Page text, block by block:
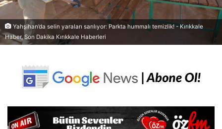
Yahşihan’da selin yaraları sarılıyor: Parkta hummalı temizlik! - Kırıkkale
Haber, Son Dakika Kırıkkale Haberleri